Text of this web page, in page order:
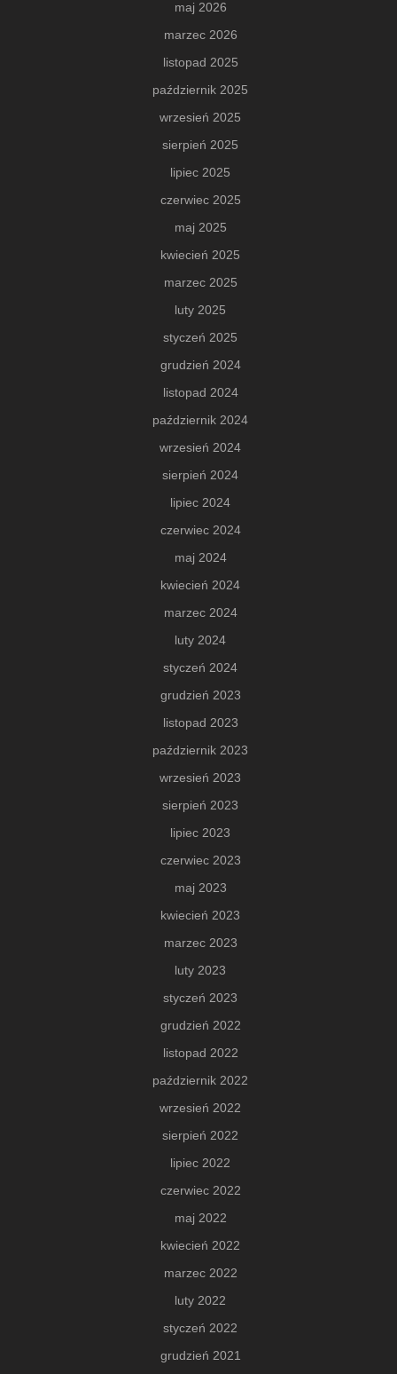
maj 2026
marzec 2026
listopad 2025
październik 2025
wrzesień 2025
sierpień 2025
lipiec 2025
czerwiec 2025
maj 2025
kwiecień 2025
marzec 2025
luty 2025
styczeń 2025
grudzień 2024
listopad 2024
październik 2024
wrzesień 2024
sierpień 2024
lipiec 2024
czerwiec 2024
maj 2024
kwiecień 2024
marzec 2024
luty 2024
styczeń 2024
grudzień 2023
listopad 2023
październik 2023
wrzesień 2023
sierpień 2023
lipiec 2023
czerwiec 2023
maj 2023
kwiecień 2023
marzec 2023
luty 2023
styczeń 2023
grudzień 2022
listopad 2022
październik 2022
wrzesień 2022
sierpień 2022
lipiec 2022
czerwiec 2022
maj 2022
kwiecień 2022
marzec 2022
luty 2022
styczeń 2022
grudzień 2021